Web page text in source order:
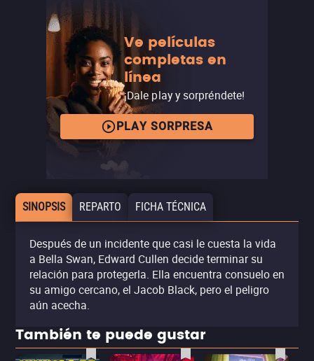
Ve películas
completas en
línea
¡Dale play y sorpréndete!
PLAY SORPRESA
SINOPSIS REPARTO FICHA TÉCNICA
Después de un incidente que casi le cuesta la vida
a Bella Swan, Edward Cullen decide terminar su
relación para protegerla. Ella encuentra consuelo en
su amigo cercano, el Jacob Black, pero el peligro
aún acecha.
También te puede gustar